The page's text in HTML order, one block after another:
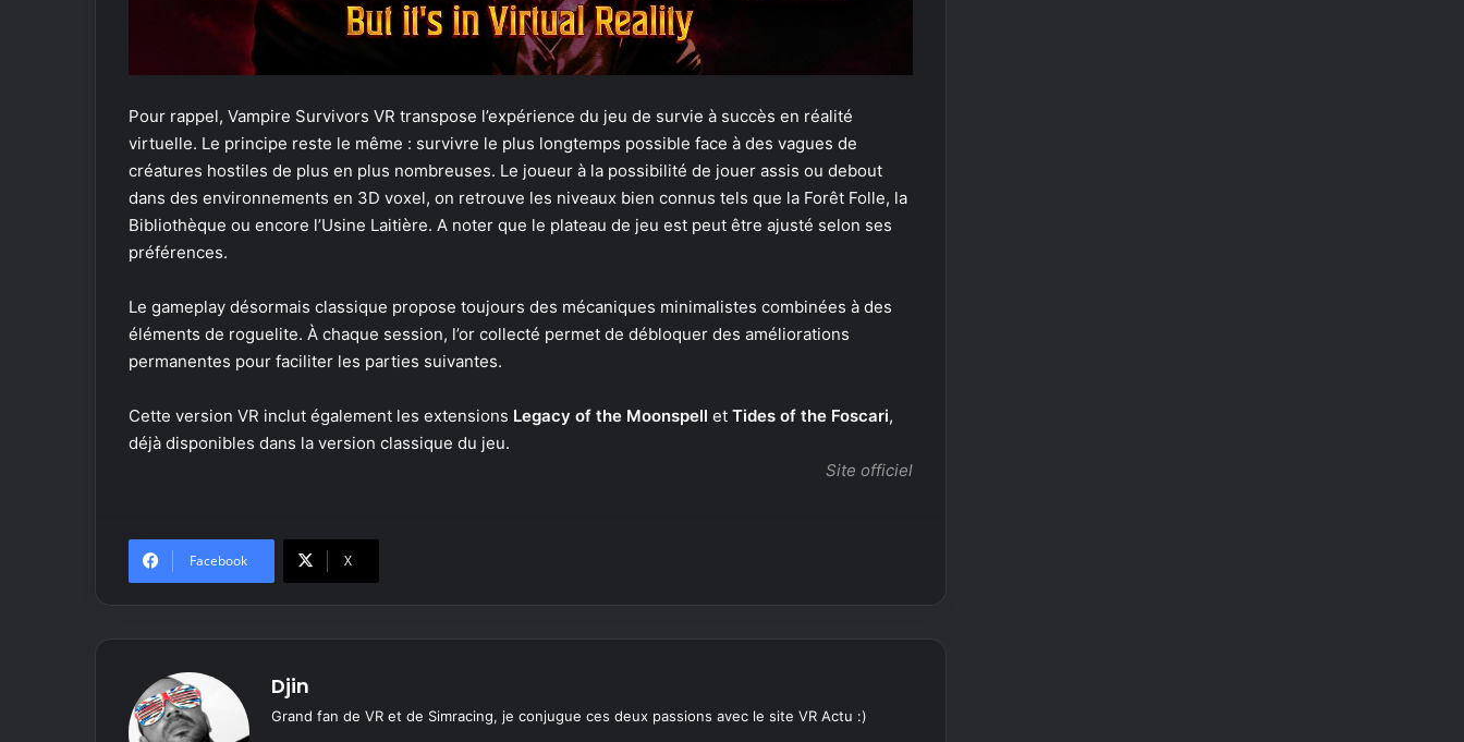
Pour rappel, Vampire Survivors VR transpose l’expérience du jeu de survie à succès en réalité
virtuelle. Le principe reste le même : survivre le plus longtemps possible face à des vagues de
créatures hostiles de plus en plus nombreuses. Le joueur à la possibilité de jouer assis ou debout
dans des environnements en 3D voxel, on retrouve les niveaux bien connus tels que la Forêt Folle, la
Bibliothèque ou encore l’Usine Laitière. A noter que le plateau de jeu est peut être ajusté selon ses
préférences.
Le gameplay désormais classique propose toujours des mécaniques minimalistes combinées à des
éléments de roguelite. À chaque session, l’or collecté permet de débloquer des améliorations
permanentes pour faciliter les parties suivantes.
Cette version VR inclut également les extensions Legacy of the Moonspell et Tides of the Foscari,
déjà disponibles dans la version classique du jeu.
Site officiel
Facebook X
Djin
Grand fan de VR et de Simracing, je conjugue ces deux passions avec le site VR Actu :)